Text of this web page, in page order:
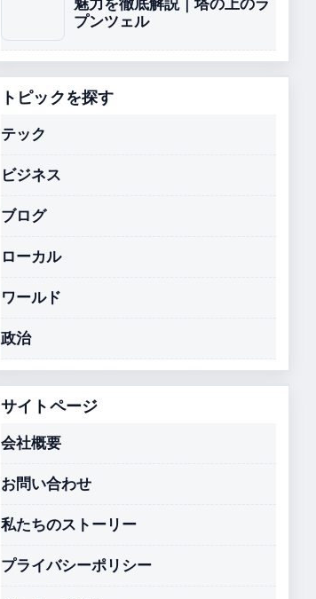
プンツェル
トピックを探す
テック
ビジネス
ブログ
ローカル
ワールド
政治
サイトページ
会社概要
お問い合わせ
私たちのストーリー
プライバシーポリシー